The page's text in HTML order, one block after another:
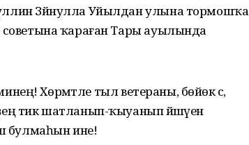
Зәйнулла Уйылдан улына тормошҡа
советына ҡараған Тары ауылында
Хөрмәтле тыл ветераны, бөйөк әсә,
тик шатланып-ҡыуанып йәшәүен
булмаһын ине!